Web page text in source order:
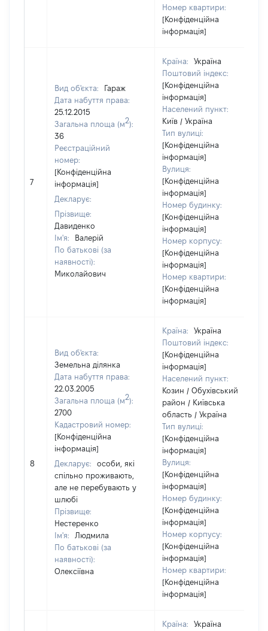
Номер квартири:
[Конфіденційна
інформація]
7
Вид об'єкта:
Гараж
Дата набуття права:
25.12.2015
Загальна площа (м2):
36
Реєстраційний
номер:
[Конфіденційна
інформація]
Декларує:
Прізвище:
Давиденко
Ім'я:
Валерій
По батькові (за
наявності):
Миколайович
Країна:
Україна
Поштовий індекс:
[Конфіденційна
інформація]
Населений пункт:
Київ / Україна
Тип вулиці:
[Конфіденційна
інформація]
Вулиця:
[Конфіденційна
інформація]
Номер будинку:
[Конфіденційна
інформація]
Номер корпусу:
[Конфіденційна
інформація]
Номер квартири:
[Конфіденційна
інформація]
8
Вид об'єкта:
Земельна ділянка
Дата набуття права:
22.03.2005
Загальна площа (м2):
2700
Кадастровий номер:
[Конфіденційна
інформація]
Декларує:
особи, які
спільно проживають,
але не перебувають у
шлюбі
Прізвище:
Нестеренко
Ім'я:
Людмила
По батькові (за
наявності):
Олексіївна
Країна:
Україна
Поштовий індекс:
[Конфіденційна
інформація]
Населений пункт:
Козин / Обухівський
район / Київська
область / Україна
Тип вулиці:
[Конфіденційна
інформація]
Вулиця:
[Конфіденційна
інформація]
Номер будинку:
[Конфіденційна
інформація]
Номер корпусу:
[Конфіденційна
інформація]
Номер квартири:
[Конфіденційна
інформація]
Країна: Україна